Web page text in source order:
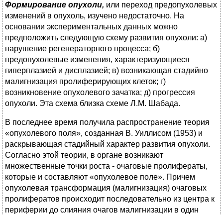
Формирование опухоли, или переход предопухолевых
изменений в опухоль, изучено недостаточно. На
основании экспериментальных данных можно
предположить следующую схему развития опухоли: а)
нарушение регенераторного процесса; б)
предопухолевые изменения, характеризующиеся
гиперплазией и дисплазией; в) возникающая стадийно
малигнизация пролиферирующих клеток; г)
возникновение опухолевого зачатка; д) прогрессия
опухоли. Эта схема близка схеме Л.М. Шабада.
В последнее время получила распространение теория
«опухолевого поля», созданная В. Уиллисом (1953) и
раскрывающая стадийный характер развития опухоли.
Согласно этой теории, в органе возникают
множественные точки роста - очаговые пролифераты,
которые и составляют «опухолевое поле». Причем
опухолевая трансформация (малигнизация) очаговых
пролифератов происходит последовательно из центра к
периферии до слияния очагов малигнизации в один